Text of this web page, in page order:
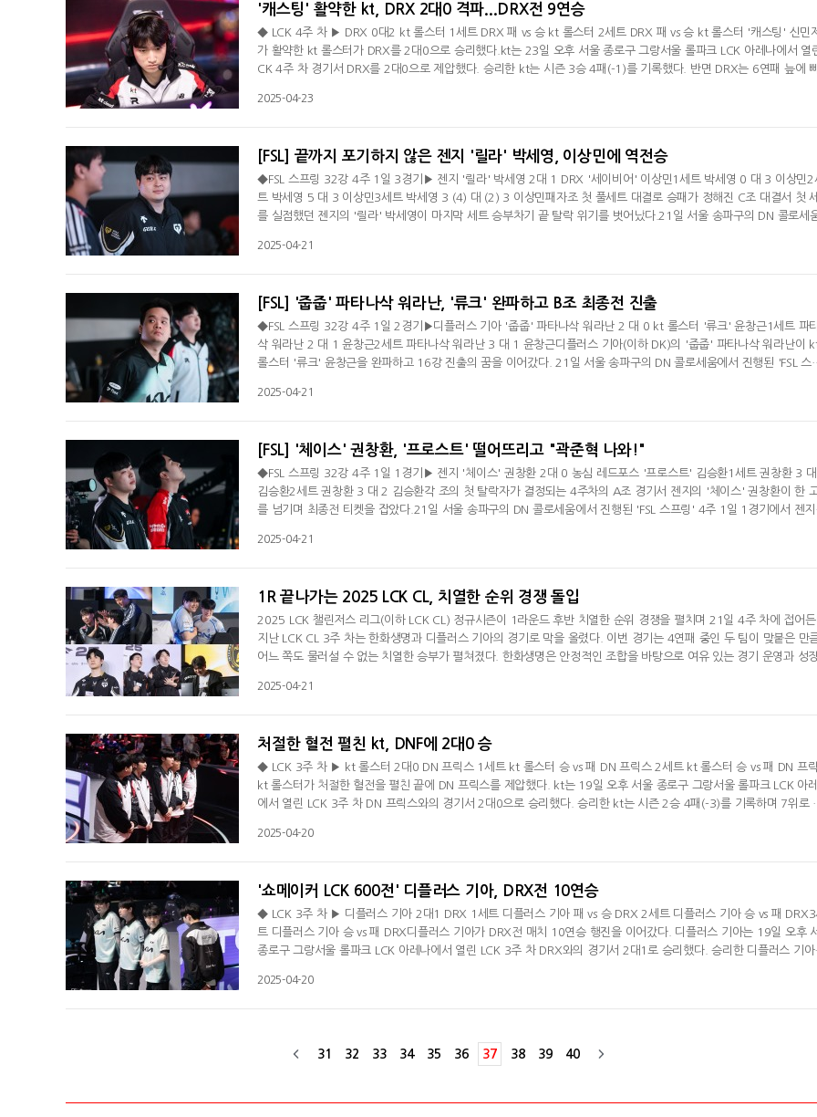
'캐스팅' 활약한 kt, DRX 2대0 격파...DRX전 9연승
◆ LCK 4주 차 ▶ DRX 0대2 kt 롤스터 1세트 DRX 패 vs 승 kt 롤스터 2세트 DRX 패 vs 승 kt 롤스터 '캐스팅' 신민제
가 활약한 kt 롤스터가 DRX를 2대0으로 승리했다.kt는 23일 오후 서울 종로구 그랑서울 롤파크 LCK 아레나에서 열
CK 4주 차 경기서 DRX를 2대0으로 제압했다. 승리한 kt는 시즌 3승 4패(-1)를 기록했다. 반면 DRX는 6연패 늪에
까지 DRX에 밀린 kt는 21분 아타칸 싸움서 이득을 챙겼다. 이어 27분 몰래 바론을 치던 DRX의 뒤를 급습해 킬을 추
2025-04-23
[FSL] 끝까지 포기하지 않은 젠지 '릴라' 박세영, 이상민에 역전승
◆FSL 스프링 32강 4주 1일 3경기▶ 젠지 '릴라' 박세영 2대 1 DRX '세이비어' 이상민1세트 박세영 0 대 3 이상민2
트 박세영 5 대 3 이상민3세트 박세영 3 (4) 대 (2) 3 이상민패자조 첫 풀세트 대결로 승패가 정해진 C조 대결서 첫
를 실점했던 젠지의 '릴라' 박세영이 마지막 세트 승부차기 끝 탈락 위기를 벗어났다.21일 서울 송파구의 DN 콜로세
했다.AT 마드리드와 밀라노FC의 조합을 앞세운 '릴라' 박세영과 맨체스터 시티와 포르투갈 국가대표팀 중심의 스쿼드
2025-04-21
[FSL] '줍줍' 파타나삭 워라난, '류크' 완파하고 B조 최종전 진출
◆FSL 스프링 32강 4주 1일 2경기▶디플러스 기아 '줍줍' 파타나삭 워라난 2 대 0 kt 롤스터 '류크' 윤창근1세트 파
삭 워라난 2 대 1 윤창근2세트 파타나삭 워라난 3 대 1 윤창근디플러스 기아(이하 DK)의 '줍줍' 파타나삭 워라난이
롤스터 '류크' 윤창근을 완파하고 16강 진출의 꿈을 이어갔다. 21일 서울 송파구의 DN 콜로세움에서 진행된 'FSL 스
알 마드리드와 포르투갈 국가대표팀 조합의 '류크' 윤창근과 밀라노FC 중심의 '줍줍' 파나타삭 워라난이 맞붙은 1경기,
2025-04-21
[FSL] '체이스' 권창환, '프로스트' 떨어뜨리고 "곽준혁 나와!"
◆FSL 스프링 32강 4주 1일 1경기▶ 젠지 '체이스' 권창환 2대 0 농심 레드포스 '프로스트' 김승환1세트 권창환 3
김승환2세트 권창환 3 대 2 김승환각 조의 첫 탈락자가 결정되는 4주차의 A조 경기서 젠지의 '체이스' 권창환이 한 고
를 넘기며 최종전 티켓을 잡았다.21일 서울 송파구의 DN 콜로세움에서 진행된 'FSL 스프링' 4주 1일 1경기에서 젠지
와 유벤투스, FC바르셀로나 조합을, '체이스' 권창환은 밀라노 FC 중심의 라인업을 각각 꺼낸 가운데 시작된 1세트, 상
2025-04-21
1R 끝나가는 2025 LCK CL, 치열한 순위 경쟁 돌입
2025 LCK 챌린저스 리그(이하 LCK CL) 정규시즌이 1라운드 후반 치열한 순위 경쟁을 펼치며 21일 4주 차에 접어든
지난 LCK CL 3주 차는 한화생명과 디플러스 기아의 경기로 막을 올렸다. 이번 경기는 4연패 중인 두 팀이 맞붙은 만
어느 쪽도 물러설 수 없는 치열한 승부가 펼쳐졌다. 한화생명은 안정적인 조합을 바탕으로 여유 있는 경기 운영과 성
후반 한타에서도 정확한 판단력을 바탕으로 경기를 마무리했다. 값진 1승을 거둔 한화생명은 연패를 끊으며 분위기 반
2025-04-21
처절한 혈전 펼친 kt, DNF에 2대0 승
◆ LCK 3주 차 ▶ kt 롤스터 2대0 DN 프릭스 1세트 kt 롤스터 승 vs 패 DN 프릭스 2세트 kt 롤스터 승 vs 패 DN 프
kt 롤스터가 처절한 혈전을 펼친 끝에 DN 프릭스를 제압했다. kt는 19일 오후 서울 종로구 그랑서울 롤파크 LCK 아
에서 열린 LCK 3주 차 DN 프릭스와의 경기서 2대0으로 승리했다. 승리한 kt는 시즌 2승 4패(-3)를 기록하며 7위로
은 kt는 화학 공학 드래곤을 스틸했다. 이어진 전투서도 3킬을 쓸어 담았다. DN과 난타전을 펼친 kt는 25분 오브젝트
2025-04-20
'쇼메이커 LCK 600전' 디플러스 기아, DRX전 10연승
◆ LCK 3주 차 ▶ 디플러스 기아 2대1 DRX 1세트 디플러스 기아 패 vs 승 DRX 2세트 디플러스 기아 승 vs 패 DRX3
트 디플러스 기아 승 vs 패 DRX디플러스 기아가 DRX전 매치 10연승 행진을 이어갔다. 디플러스 기아는 19일 오후
종로구 그랑서울 롤파크 LCK 아레나에서 열린 LCK 3주 차 DRX와의 경기서 2대1로 승리했다. 승리한 디플러스 기아
DRX는 5연패 늪에 빠졌다. 시즌 1승 5패(-6)1세트서 패한 디플러스 기아는 2세트 오브젝트 싸움서 킬을 기록했다.
2025-04-20
31 32 33 34 35 36 37 38 39 40